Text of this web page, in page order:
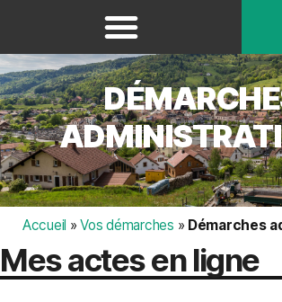
Accueil »Vos démarches » Démarches
Mes actes en ligne